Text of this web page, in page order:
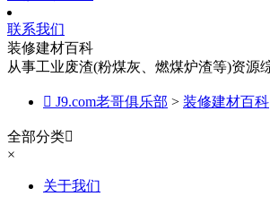
联系我们
装修建材百科
从事工业废渣(粉煤灰、燃煤炉渣等)资源
 J9.com老哥俱乐部 > 装修建材百科
全部分类
×
关于我们